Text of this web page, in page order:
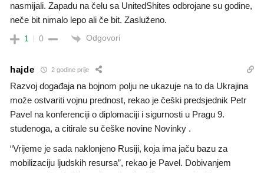
nasmijali. Zapadu na čelu sa UnitedShites odbrojane su godine,
neče bit nimalo lepo ali če bit. Zasluženo.
1 0 Odgovori
hajde 2 godine prije
Razvoj događaja na bojnom polju ne ukazuje na to da Ukrajina
može ostvariti vojnu prednost, rekao je češki predsjednik Petr
Pavel na konferenciji o diplomaciji i sigurnosti u Pragu 9.
studenoga, a citirale su češke novine Novinky .
“Vrijeme je sada naklonjeno Rusiji, koja ima jaču bazu za
mobilizaciju ljudskih resursa”, rekao je Pavel. Dobivanjem